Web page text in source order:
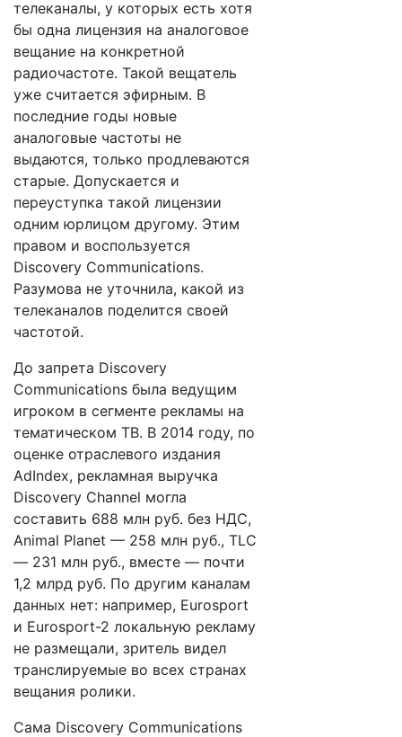
телеканалы, у которых есть хотя
бы одна лицензия на аналоговое
вещание на конкретной
радиочастоте. Такой вещатель
уже считается эфирным. В
последние годы новые
аналоговые частоты не
выдаются, только продлеваются
старые. Допускается и
переуступка такой лицензии
одним юрлицом другому. Этим
правом и воспользуется
Discovery Communications.
Разумова не уточнила, какой из
телеканалов поделится своей
частотой.
До запрета Discovery
Communications была ведущим
игроком в сегменте рекламы на
тематическом ТВ. В 2014 году, по
оценке отраслевого издания
AdIndex, рекламная выручка
Discovery Channel могла
составить 688 млн руб. без НДС,
Animal Planet — 258 млн руб., TLC
— 231 млн руб., вместе — почти
1,2 млрд руб. По другим каналам
данных нет: например, Eurosport
и Eurosport-2 локальную рекламу
не размещали, зритель видел
транслируемые во всех странах
вещания ролики.
Сама Discovery Communications